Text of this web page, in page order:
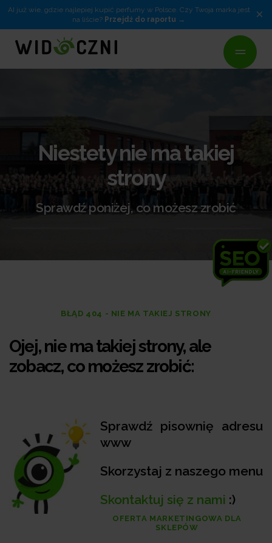
AI już wie, gdzie najlepiej kupić perfumy w Polsce. Czy Twoja marka jest
na liście? Przejdź do raportu ×
Niestety nie ma takiej
strony
Sprawdź poniżej, co możesz zrobić
BŁĄD 404 - NIE MA TAKIEJ STRONY
Ojej, nie ma takiej strony, ale
zobacz, co możesz zrobić:
Sprawdź pisownię adresu
www
Skorzystaj z naszego menu
Skontaktuj się z nami :)
OFERTA MARKETINGOWA DLA
SKLEPÓW